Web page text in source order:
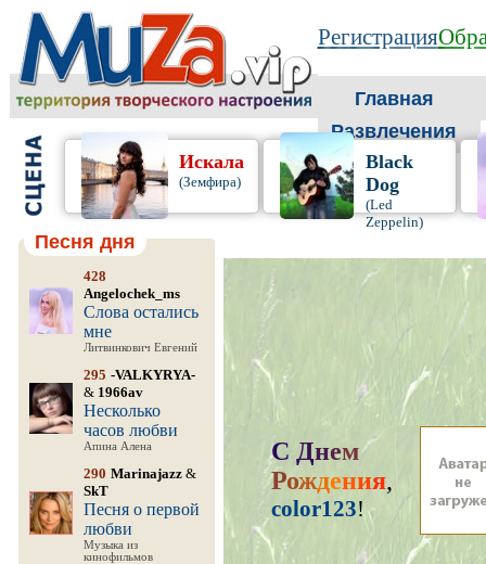
Регистрация
Главная
Развлечения
Искала
(Земфира)
Black
Dog
(Led
Zeppelin)
Песня дня
428
Angelochek_ms
Слова остались
мне
Литвинкович Евгений
295 -VALKYRYA-
& 1966av
Несколько
часов любви
Апина Алена
290 Marinajazz&
SkT
Песня о первой
любви
Музыка из
кинофильмов
С Днем
Рождения,
color123!